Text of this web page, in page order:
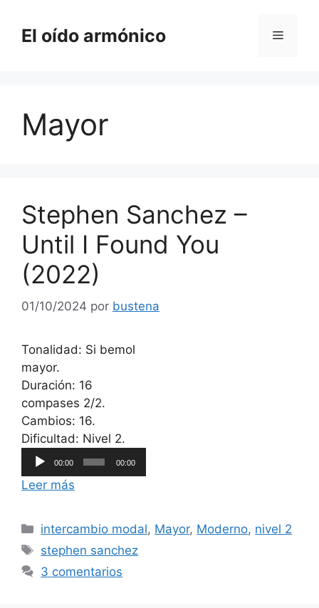
contenido
El oído armónico Menú
Mayor
Stephen Sanchez –
Until I Found You
(2022)
01/10/2024 por bustena
Tonalidad: Si bemol
mayor.
Duración: 16
compases 2/2.
Cambios: 16.
Dificultad: Nivel 2.
Reproductor
de
audio
00:00 00:00
Leer más
Categorías
intercambio modal, Mayor, Moderno, nivel 2
Etiquetas
stephen sanchez
3 comentarios